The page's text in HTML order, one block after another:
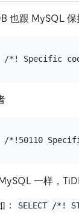
也跟 MySQL
一样，
： SELECT /*!